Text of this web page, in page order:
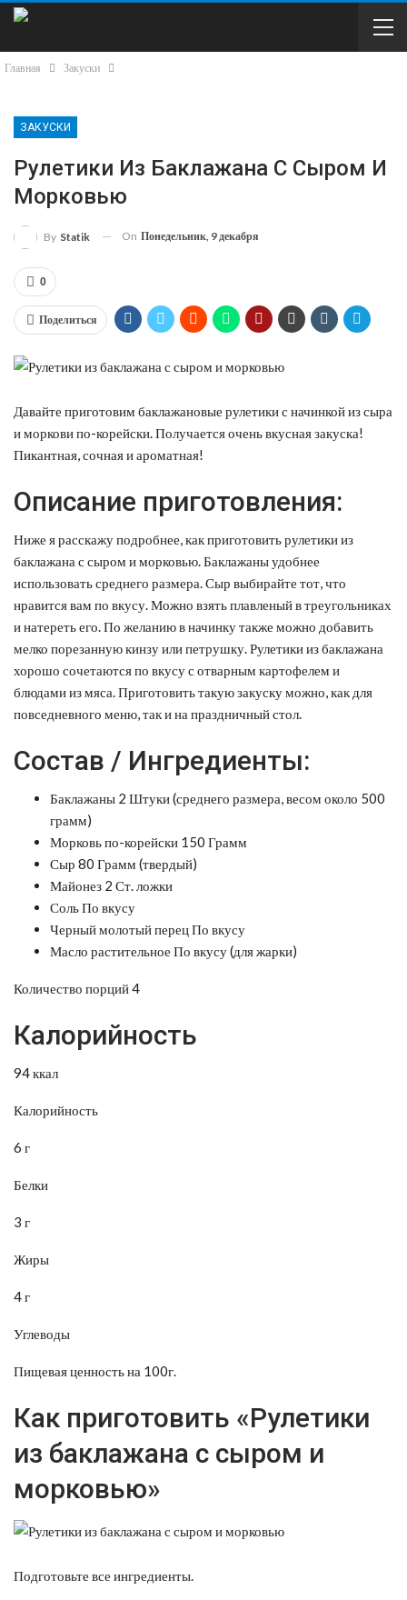
Главная Закуски
ЗАКУСКИ
Рулетики Из Баклажана С Сыром И
Морковью
By Statik On Понедельник, 9 декабря
0
Поделиться
Давайте приготовим баклажановые рулетики с начинкой из сыра
и моркови по-корейски. Получается очень вкусная закуска!
Пикантная, сочная и ароматная!
Описание приготовления:
Ниже я расскажу подробнее, как приготовить рулетики из
баклажана с сыром и морковью. Баклажаны удобнее
использовать среднего размера. Сыр выбирайте тот, что
нравится вам по вкусу. Можно взять плавленый в треугольниках
и натереть его. По желанию в начинку также можно добавить
мелко порезанную кинзу или петрушку. Рулетики из баклажана
хорошо сочетаются по вкусу с отварным картофелем и
блюдами из мяса. Приготовить такую закуску можно, как для
повседневного меню, так и на праздничный стол.
Состав / Ингредиенты:
Баклажаны 2 Штуки (среднего размера, весом около 500
грамм)
Морковь по-корейски 150 Грамм
Сыр 80 Грамм (твердый)
Майонез 2 Ст. ложки
Соль По вкусу
Черный молотый перец По вкусу
Масло растительное По вкусу (для жарки)
Количество порций 4
Калорийность
94 ккал
Калорийность
6 г
Белки
3 г
Жиры
4 г
Углеводы
Пищевая ценность на 100г.
Как приготовить «Рулетики
из баклажана с сыром и
морковью»
Подготовьте все ингредиенты.